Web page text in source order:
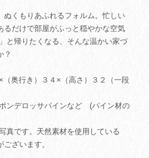
ぬくもりあふれるフォルム。忙しい
るだけで部屋がふっと穏やかな空気
と帰りたくなる、そんな温かい家づ
？
（奥行き）３４×（高さ）３２（一段
ンデロッサパインなど (パイン材の
真です。天然素材を使用している
ざいます。